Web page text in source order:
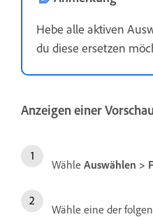
Hebe alle aktiven
du diese ersetzen
Anzeigen einer
Wähle Auswählen >
Wähle eine der